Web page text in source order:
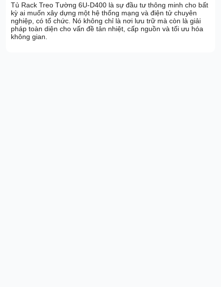
Tủ Rack Treo Tường 6U-D400 là sự đầu tư thông minh cho bất
kỳ ai muốn xây dựng một hệ thống mạng và điện tử chuyên
nghiệp, có tổ chức. Nó không chỉ là nơi lưu trữ mà còn là giải
pháp toàn diện cho vấn đề tản nhiệt, cấp nguồn và tối ưu hóa
không gian.